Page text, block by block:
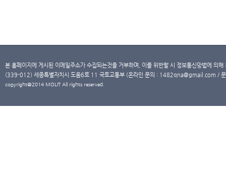
본 홈페이지에 게시된 이메일주소가 수집되는것을 거부하며, 이를 위반할 시 정보통신망법에 의
(339-012) 세종특별자치시 도움6로 11 국토교통부 (온라인 문의 : 1482qna@gmail.com /
copyright@2014 MOLIT All rights reserved.